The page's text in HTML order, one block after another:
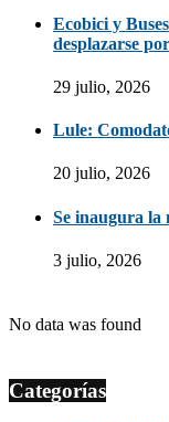
Ecobici y
desplazarse
29 julio, 2026
Lule:
20 julio, 2026
Se inaugura la
3 julio, 2026
No data was found
Categorías